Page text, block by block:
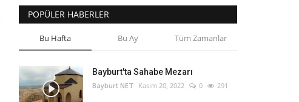
POPÜLER HABERLER
Bu Hafta Bu Ay Tüm Zamanlar
Bayburt'ta Sahabe Mezarı
Bayburt NET Kasım 20, 2022 0 291